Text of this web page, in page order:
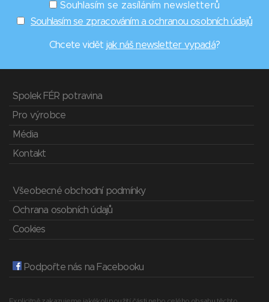
Souhlasím se zasíláním newsletterů
Souhlasím se zpracováním a ochranou osobních údajů
Chcete vidět jak náš newsletter vypadá?
Spolek FÉR potravina
Pro výrobce
Média
Kontakt
Všeobecné obchodní podmínky
Ochrana osobních údajů
Cookies
Podpořte nás na Facebooku